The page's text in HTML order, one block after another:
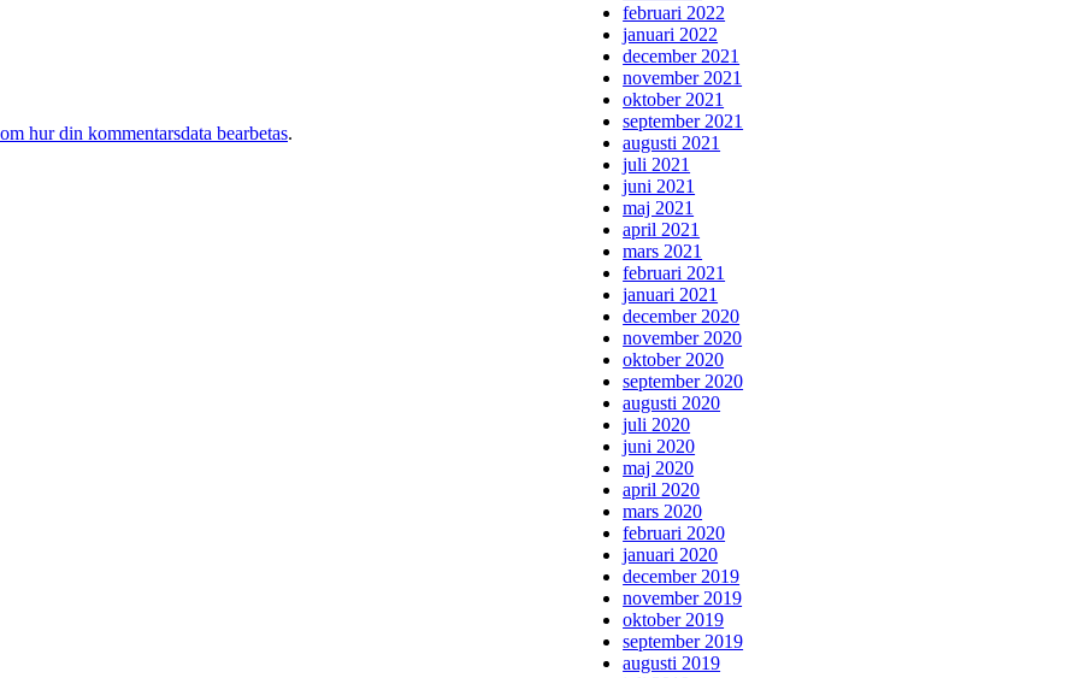
hur din kommentarsdata bearbetas.
februari 2022
januari 2022
december 2021
november 2021
oktober 2021
september 2021
augusti 2021
juli 2021
juni 2021
maj 2021
april 2021
mars 2021
februari 2021
januari 2021
december 2020
november 2020
oktober 2020
september 2020
augusti 2020
juli 2020
juni 2020
maj 2020
april 2020
mars 2020
februari 2020
januari 2020
december 2019
november 2019
oktober 2019
september 2019
augusti 2019